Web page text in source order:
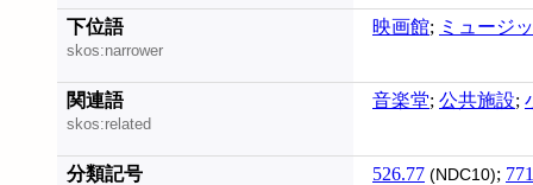
下位語
skos:narrower
映画館; ミュージ
関連語
skos:related
音楽堂; 公共施設;
分類記号 526.77 (NDC10); 771